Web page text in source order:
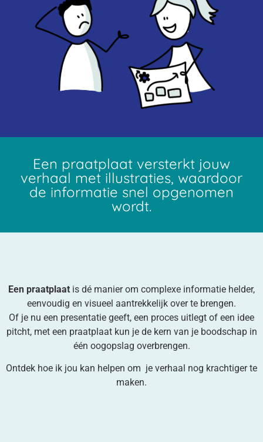
Een praatplaat versterkt jouw
verhaal met illustraties, waardoor
de informatie snel opgenomen
wordt.
Een praatplaat is dé manier om complexe informatie helder,
eenvoudig en visueel aantrekkelijk over te brengen.
Of je nu een presentatie geeft, een proces uitlegt of een idee
pitcht, met een praatplaat kun je de kern van je boodschap in
één oogopslag overbrengen.
Ontdek hoe ik jou kan helpen om je verhaal nog krachtiger te
maken.